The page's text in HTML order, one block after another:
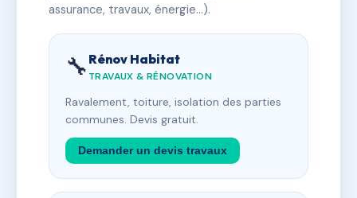
assurance, travaux, énergie…).
🔧 Rénov Habitat
TRAVAUX & RÉNOVATION
Ravalement, toiture, isolation des parties
communes. Devis gratuit.
Demander un devis travaux